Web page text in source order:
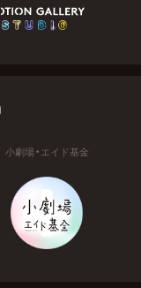
小劇場・エイド基金